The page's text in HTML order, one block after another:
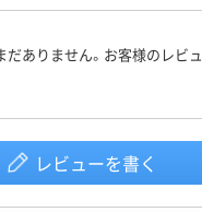
ありません。お客様のレビ
レビューを書く